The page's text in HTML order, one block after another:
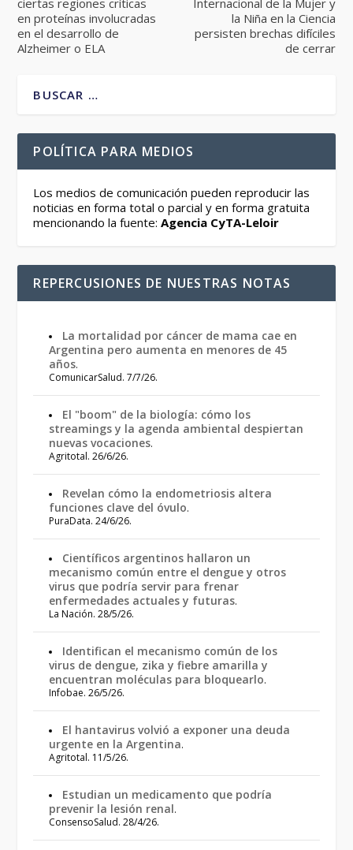
en proteínas involucradas
en el desarrollo de
Alzheimer o ELA
la Niña en la Ciencia
persisten brechas difíciles
de cerrar
POLÍTICA PARA MEDIOS
Los medios de comunicación pueden reproducir las
noticias en forma total o parcial y en forma gratuita
mencionando la fuente:Agencia CyTA-Leloir
REPERCUSIONES DE NUESTRAS NOTAS
La mortalidad por cáncer de mama cae en
Argentina pero aumenta en menores de 45
años.
ComunicarSalud. 7/7/26.
El "boom" de la biología: cómo los
streamings y la agenda ambiental despiertan
nuevas vocaciones.
Agritotal. 26/6/26.
Revelan cómo la endometriosis altera
funciones clave del óvulo.
PuraData. 24/6/26.
Científicos argentinos hallaron un
mecanismo común entre el dengue y otros
virus que podría servir para frenar
enfermedades actuales y futuras.
La Nación. 28/5/26.
Identifican el mecanismo común de los
virus de dengue, zika y fiebre amarilla y
encuentran moléculas para bloquearlo.
Infobae. 26/5/26.
El hantavirus volvió a exponer una deuda
urgente en la Argentina.
Agritotal. 11/5/26.
Estudian un medicamento que podría
prevenir la lesión renal.
ConsensoSalud. 28/4/26.